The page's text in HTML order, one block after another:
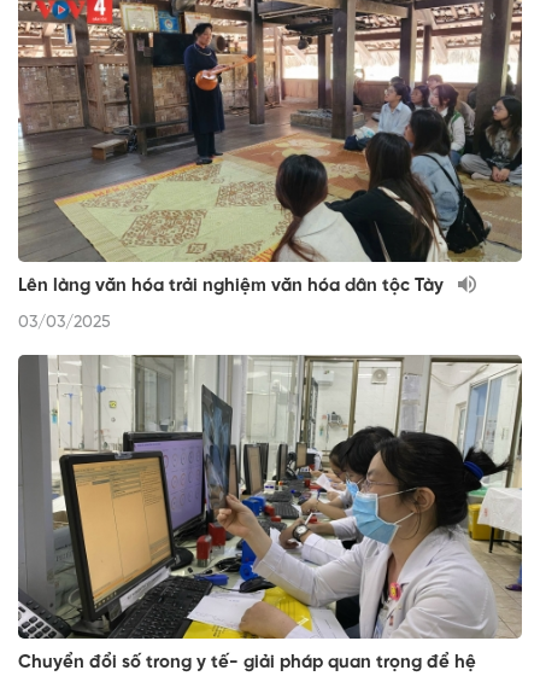
Lên làng văn hóa trải nghiệm văn hóa dân tộc Tày
03/03/2025
Chuyển đổi số trong y tế- giải pháp quan trọng để hệ